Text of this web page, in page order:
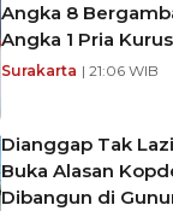
Angka 8
Angka 1 Pria Kurus
Surakarta | 21:06 WIB
Dianggap Tak
Buka Alasan
Dibangun di